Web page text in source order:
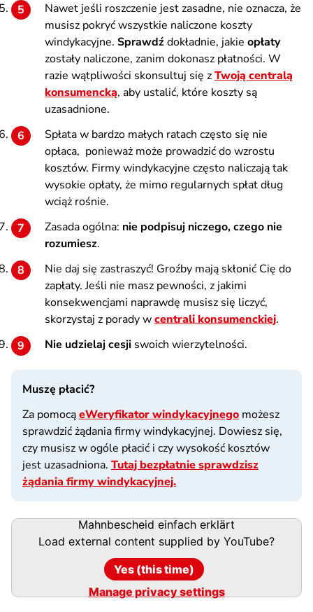
Nawet jeśli roszczenie jest zasadne, nie oznacza, że
musisz pokryć wszystkie naliczone koszty
windykacyjne. Sprawdźdokładnie, jakie opłaty
zostały naliczone, zanim dokonasz płatności. W
razie wątpliwości skonsultuj się zTwoją centralą
konsumencką, aby ustalić, które koszty są
uzasadnione.
Spłata w bardzo małych ratach często się nie
opłaca, ponieważ może prowadzić do wzrostu
kosztów. Firmy windykacyjne często naliczają tak
wysokie opłaty, że mimo regularnych spłat dług
wciąż rośnie.
Zasada ogólna: nie podpisuj niczego, czego nie
rozumiesz.
Nie daj się zastraszyć! Groźby mają skłonić Cię do
zapłaty. Jeśli nie masz pewności, z jakimi
konsekwencjami naprawdę musisz się liczyć,
skorzystaj z porady wcentrali konsumenckiej.
Nie udzielaj cesji swoich wierzytelności.
Muszę płacić?
Za pomocąeWeryfikator windykacyjnego możesz
sprawdzić żądania firmy windykacyjnej. Dowiesz się,
czy musisz w ogóle płacić i czy wysokość kosztów
jest uzasadniona. Tutaj bezpłatnie sprawdzisz
żądania firmy windykacyjnej.
Mahnbescheid einfach erklärt
Load external content supplied by YouTube?
Yes (this time)
Manage privacy settings